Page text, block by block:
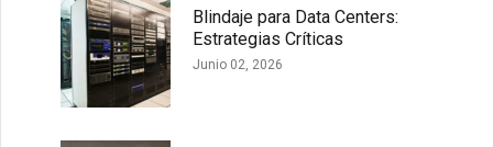
Blindaje para Data Centers:
Estrategias Críticas
Junio 02, 2026